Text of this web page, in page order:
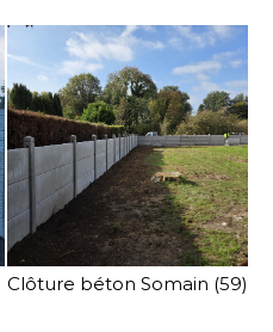
Clôture béton Somain (59)